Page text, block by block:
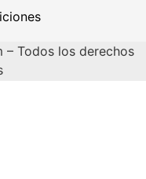
Todos los derechos